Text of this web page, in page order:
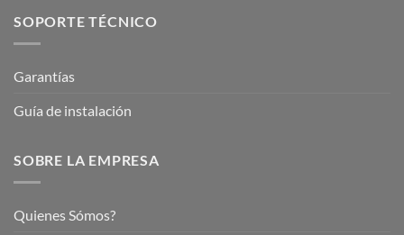
SOPORTE TÉCNICO
Garantías
Guía de instalación
SOBRE LA EMPRESA
Quienes Sómos?